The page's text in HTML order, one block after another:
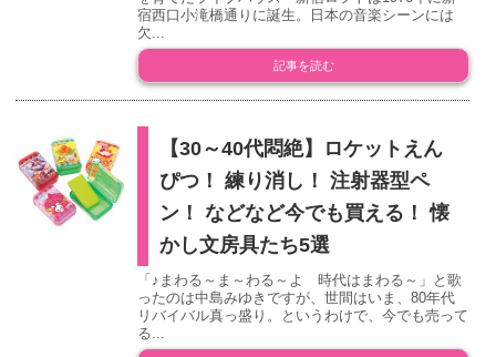
宿西口小滝橋通りに誕生。日本の音楽シーンには
欠...
記事を読む
【30～40代悶絶】ロケットえん
ぴつ！ 練り消し！ 注射器型ペ
ン！ などなど今でも買える！ 懐
かし文房具たち5選
「♪まわる～ま～わる～よ 時代はまわる～」と歌
ったのは中島みゆきですが、世間はいま、80年代
リバイバル真っ盛り。というわけで、今でも売って
る...